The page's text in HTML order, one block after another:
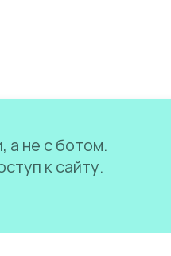
а не с ботом.
к сайту.